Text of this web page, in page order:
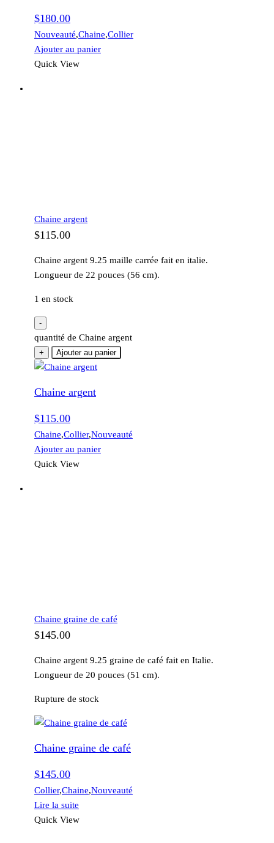
$180.00
Nouveauté,Chaine,Collier
Ajouter au panier
Quick View
Chaine argent
$115.00
Chaine argent 9.25 maille carrée fait en italie.
Longueur de 22 pouces (56 cm).
1 en stock
-
quantité de Chaine argent
+ Ajouter au panier
Chaine argent
$115.00
Chaine,Collier,Nouveauté
Ajouter au panier
Quick View
Chaine graine de café
$145.00
Chaine argent 9.25 graine de café fait en Italie.
Longueur de 20 pouces (51 cm).
Rupture de stock
Chaine graine de café
$145.00
Collier,Chaine,Nouveauté
Lire la suite
Quick View